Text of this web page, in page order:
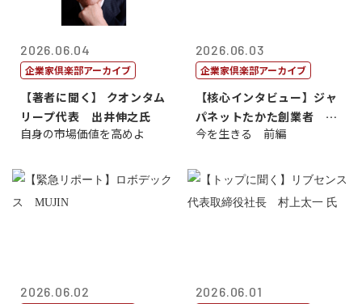
2026.06.04
企業家倶楽部アーカイブ
【著者に聞く】 クオンタム
リープ代表 出井伸之氏
自身の市場価値を高めよ
2026.06.03
企業家倶楽部アーカイブ
【核心インタビュー】ジャ
パネットたかた創業者 髙
田 明氏
今を生きる 前編
2026.06.02 2026.06.01